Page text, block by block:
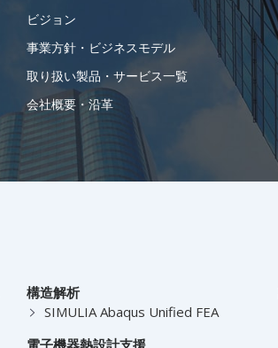
ビジョン
事業方針・ビジネスモデル
取り扱い製品・サービス一覧
会社概要・沿革
構造解析
SIMULIA Abaqus Unified FEA